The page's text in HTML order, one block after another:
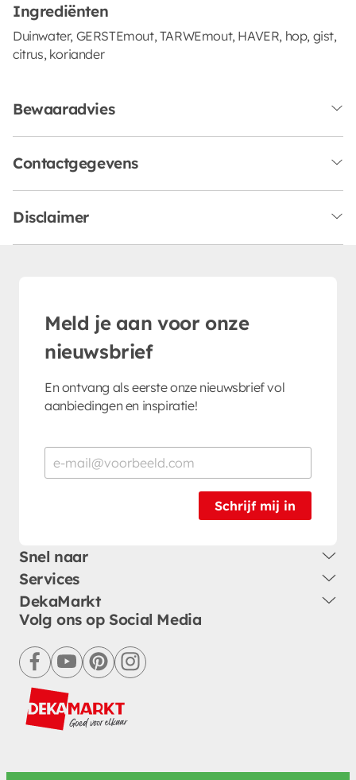
Ingrediënten
Duinwater, GERSTEmout, TARWEmout, HAVER, hop, gist,
citrus, koriander
Bewaaradvies
Contactgegevens
Disclaimer
Meld je aan voor onze
nieuwsbrief
En ontvang als eerste onze nieuwsbrief vol
aanbiedingen en inspiratie!
Schrijf mij in
Snel naar
Services
DekaMarkt
Volg ons op Social Media
facebookyoutubepinterestinstagram